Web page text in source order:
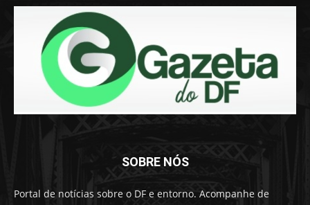
SOBRE NÓS
Portal de notícias sobre o DF e entorno. Acompanhe de